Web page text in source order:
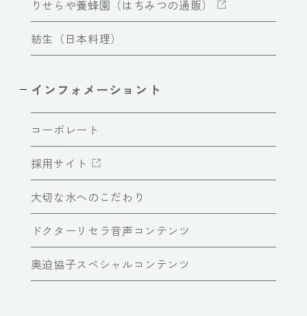
りせらや養蜂園（はちみつの通販）
紡生（日本料理）
インフォメーショント
コーポレート
採用サイト
大切な水へのこだわり
ドクターリセラ音声コンテンツ
奥迫協子スペシャルコンテンツ